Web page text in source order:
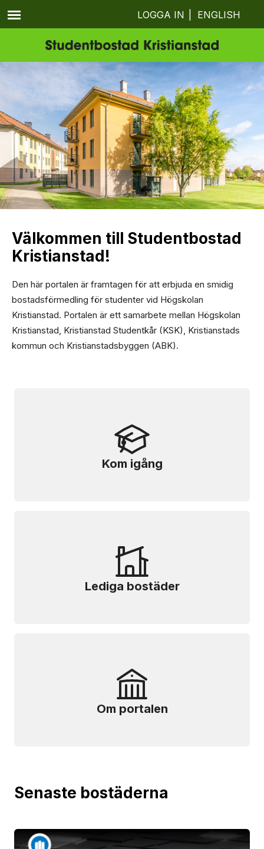
LOGGA IN ENGLISH
Välkommen till Studentbostad
Kristianstad!
Den här portalen är framtagen för att erbjuda en smidig
bostadsförmedling för studenter vid Högskolan
Kristianstad. Portalen är ett samarbete mellan Högskolan
Kristianstad, Kristianstad Studentkår (KSK), Kristianstads
kommun och Kristianstadsbyggen (ABK).
Kom igång
Lediga bostäder
Om portalen
Senaste bostäderna